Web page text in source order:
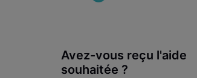
Avez-vous reçu l'aide
souhaitée ?